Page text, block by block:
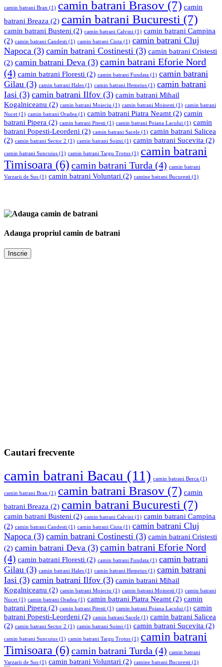
camin batrani Bran (1) camin batrani Brasov (7) camin
batrani Breaza (2) camin batrani Bucuresti (7)
camin batrani Busteni (2) camin batrani Calvini (1) camin batrani Campina
(2) camin batrani Candesti (1) camin batrani Ciuta (1) camin batrani Cluj
Napoca (3) camin batrani Costinesti (3) camin batrani Cristesti
(2) camin batrani Deva (3) camin batrani Eforie Nord
(4) camin batrani Floresti (2) camin batrani Fundata (1) camin batrani
Gilau (3) camin batrani Hales (1) camin batrani Hemeius (1) camin batrani
Iasi (3) camin batrani Ilfov (3) camin batrani Mihail
Kogalniceanu (2) camin batrani Moieciu (1) camin batrani Moinesti (1) camin batrani
Nucet (1) camin batrani Oradea (1) camin batrani Piatra Neamt (2) camin
batrani Pipera (2) camin batrani Pitesti (1) camin batrani Poiana Lacului (1) camin
batrani Popesti-Leordeni (2) camin batrani Sacele (1) camin batrani Salicea
(2) camin batrani Sector 2 (1) camin batrani Soimi (1) camin batrani Sucevita (2)
camin batrani Suncuius (1) camin batrani Targu Trotus (1) camin batrani
Timisoara (6) camin batrani Turda (4) camin batrani
Varzarii de Sus (1) camin batrani Voluntari (2) camine batrani Bucuresti (1)
Adauga propriul camin de batrani
Inscrie
Cautari frecvente
camin batrani Bacau (11) camin batrani Berca (1)
camin batrani Bran (1) camin batrani Brasov (7) camin
batrani Breaza (2) camin batrani Bucuresti (7)
camin batrani Busteni (2) camin batrani Calvini (1) camin batrani Campina
(2) camin batrani Candesti (1) camin batrani Ciuta (1) camin batrani Cluj
Napoca (3) camin batrani Costinesti (3) camin batrani Cristesti
(2) camin batrani Deva (3) camin batrani Eforie Nord
(4) camin batrani Floresti (2) camin batrani Fundata (1) camin batrani
Gilau (3) camin batrani Hales (1) camin batrani Hemeius (1) camin batrani
Iasi (3) camin batrani Ilfov (3) camin batrani Mihail
Kogalniceanu (2) camin batrani Moieciu (1) camin batrani Moinesti (1) camin batrani
Nucet (1) camin batrani Oradea (1) camin batrani Piatra Neamt (2) camin
batrani Pipera (2) camin batrani Pitesti (1) camin batrani Poiana Lacului (1) camin
batrani Popesti-Leordeni (2) camin batrani Sacele (1) camin batrani Salicea
(2) camin batrani Sector 2 (1) camin batrani Soimi (1) camin batrani Sucevita (2)
camin batrani Suncuius (1) camin batrani Targu Trotus (1) camin batrani
Timisoara (6) camin batrani Turda (4) camin batrani
Varzarii de Sus (1) camin batrani Voluntari (2) camine batrani Bucuresti (1)